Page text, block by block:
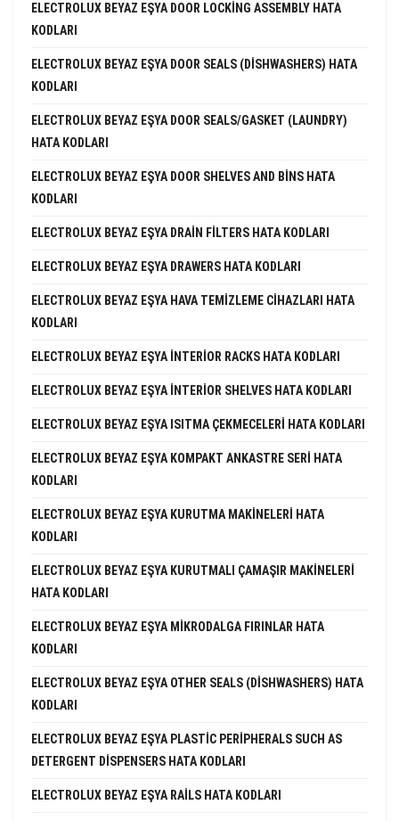
ELECTROLUX BEYAZ EŞYA DOOR LOCKING ASSEMBLY HATA
KODLARI
ELECTROLUX BEYAZ EŞYA DOOR SEALS (DISHWASHERS) HATA
KODLARI
ELECTROLUX BEYAZ EŞYA DOOR SEALS/GASKET (LAUNDRY)
HATA KODLARI
ELECTROLUX BEYAZ EŞYA DOOR SHELVES AND BINS HATA
KODLARI
ELECTROLUX BEYAZ EŞYA DRAIN FILTERS HATA KODLARI
ELECTROLUX BEYAZ EŞYA DRAWERS HATA KODLARI
ELECTROLUX BEYAZ EŞYA HAVA TEMIZLEME CIHAZLARI HATA
KODLARI
ELECTROLUX BEYAZ EŞYA INTERIOR RACKS HATA KODLARI
ELECTROLUX BEYAZ EŞYA INTERIOR SHELVES HATA KODLARI
ELECTROLUX BEYAZ EŞYA ISITMA ÇEKMECELERI HATA KODLARI
ELECTROLUX BEYAZ EŞYA KOMPAKT ANKASTRE SERI HATA
KODLARI
ELECTROLUX BEYAZ EŞYA KURUTMA MAKINELERI HATA
KODLARI
ELECTROLUX BEYAZ EŞYA KURUTMALI ÇAMAŞIR MAKINELERI
HATA KODLARI
ELECTROLUX BEYAZ EŞYA MIKRODALGA FIRINLAR HATA
KODLARI
ELECTROLUX BEYAZ EŞYA OTHER SEALS (DISHWASHERS) HATA
KODLARI
ELECTROLUX BEYAZ EŞYA PLASTIC PERIPHERALS SUCH AS
DETERGENT DISPENSERS HATA KODLARI
ELECTROLUX BEYAZ EŞYA RAILS HATA KODLARI